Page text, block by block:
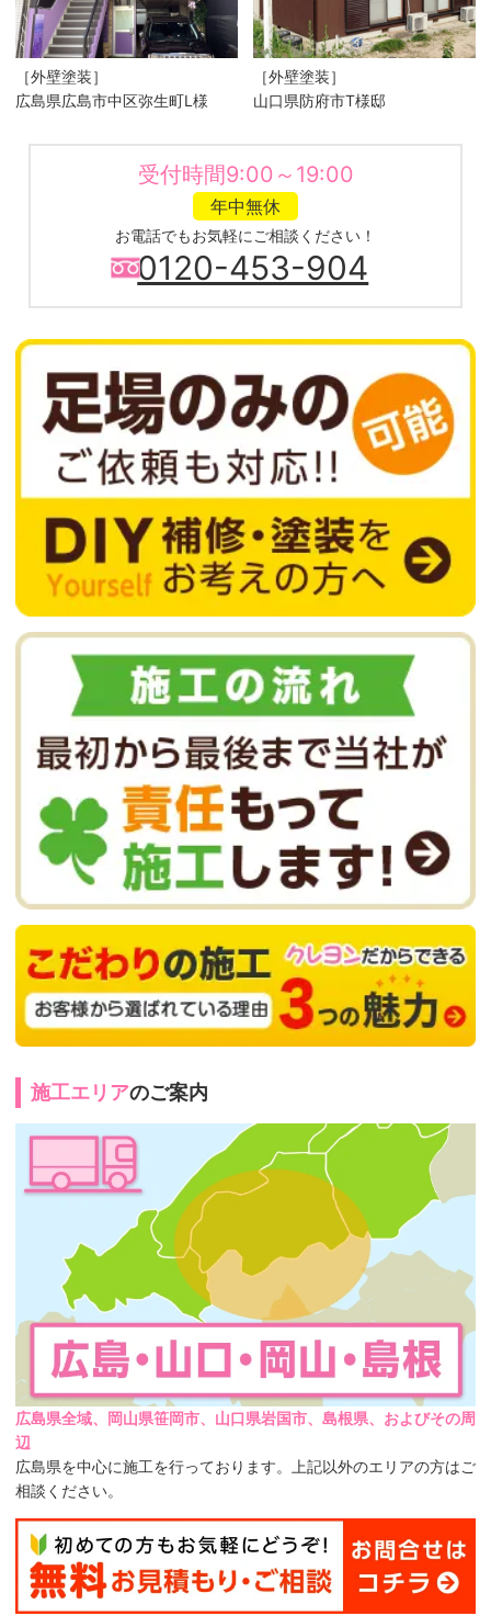
［外壁塗装］
広島県広島市中区弥生町L様
［外壁塗装］
山口県防府市T様邸
受付時間9:00～19:00
年中無休
お電話でもお気軽にご相談ください！
0120-453-904
施工エリアのご案内
広島県全域、岡山県笹岡市、山口県岩国市、島根県、およびその周
辺
広島県を中心に施工を行っております。上記以外のエリアの方はご
相談ください。